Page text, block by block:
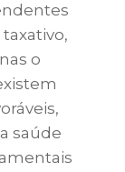
o
saúde